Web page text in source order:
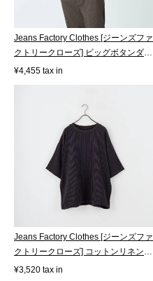
Jeans Factory Clothes [ジーンズファ
クトリークローズ] ビッグボタンダ
ウ...
¥4,455 tax in
Jeans Factory Clothes [ジーンズファ
クトリークローズ] コットンリネン
ス...
¥3,520 tax in